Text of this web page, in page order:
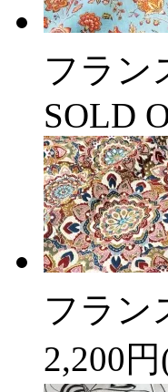
フラ
SOLD
フラン
2,200